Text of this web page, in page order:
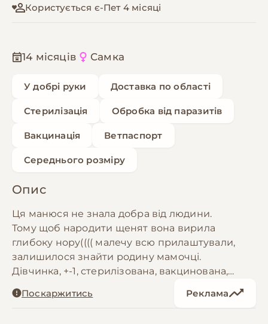
Користується є-Пет 4 місяці
14 місяців Самка
У добрі руки Доставка по області
Стерилізація Обробка від паразитів
Вакцинація Ветпаспорт
Середнього розміру
Опис
Ця манюся не знала добра від людини.
Тому щоб народити щенят вона вирила
глибоку нору(((( малечу всю прилаштували,
залишилося знайти родину мамочці.
Дівчинка, +-1, стерилізована, вакцинована,
Дуже тягнеться до людини!
Поскаржитись Реклама